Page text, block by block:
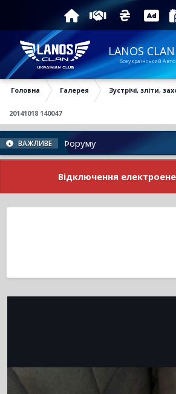
LANOS
Всеукраїнський
Головна Галерея Зустрічі, зліти,
20141018 140047
ВАЖЛИВЕ
Новини Форуму
Відключення